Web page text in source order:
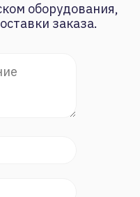
оборудования,
заказа.